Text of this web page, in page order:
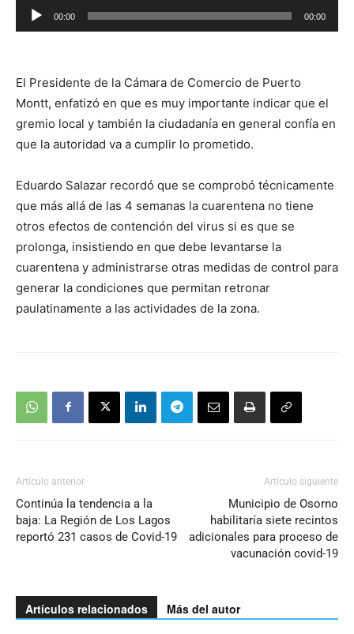
Reproductor
de
00:00 00:00
El Presidente de la Cámara de Comercio de Puerto
Montt, enfatizó en que es muy importante indicar que el
gremio local y también la ciudadanía en general confía en
que la autoridad va a cumplir lo prometido.
Eduardo Salazar recordó que se comprobó técnicamente
que más allá de las 4 semanas la cuarentena no tiene
otros efectos de contención del virus si es que se
prolonga, insistiendo en que debe levantarse la
cuarentena y administrarse otras medidas de control para
generar la condiciones que permitan retronar
paulatinamente a las actividades de la zona.
Artículo anterior
Continúa la tendencia a la
baja: La Región de Los Lagos
reportó 231 casos de Covid-19
Artículo siguiente
Municipio de Osorno
habilitaría siete recintos
adicionales para proceso de
vacunación covid-19
Artículos relacionados Más del autor